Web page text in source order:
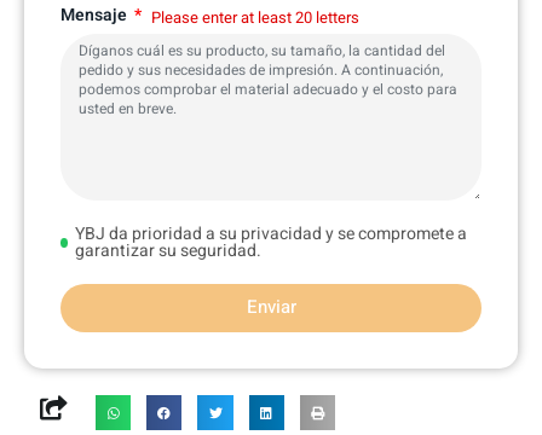
Mensaje Please enter at least 20 letters
YBJ da prioridad a su privacidad y se compromete a
garantizar su seguridad.
Enviar